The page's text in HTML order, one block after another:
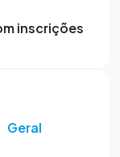
inscrições
Geral